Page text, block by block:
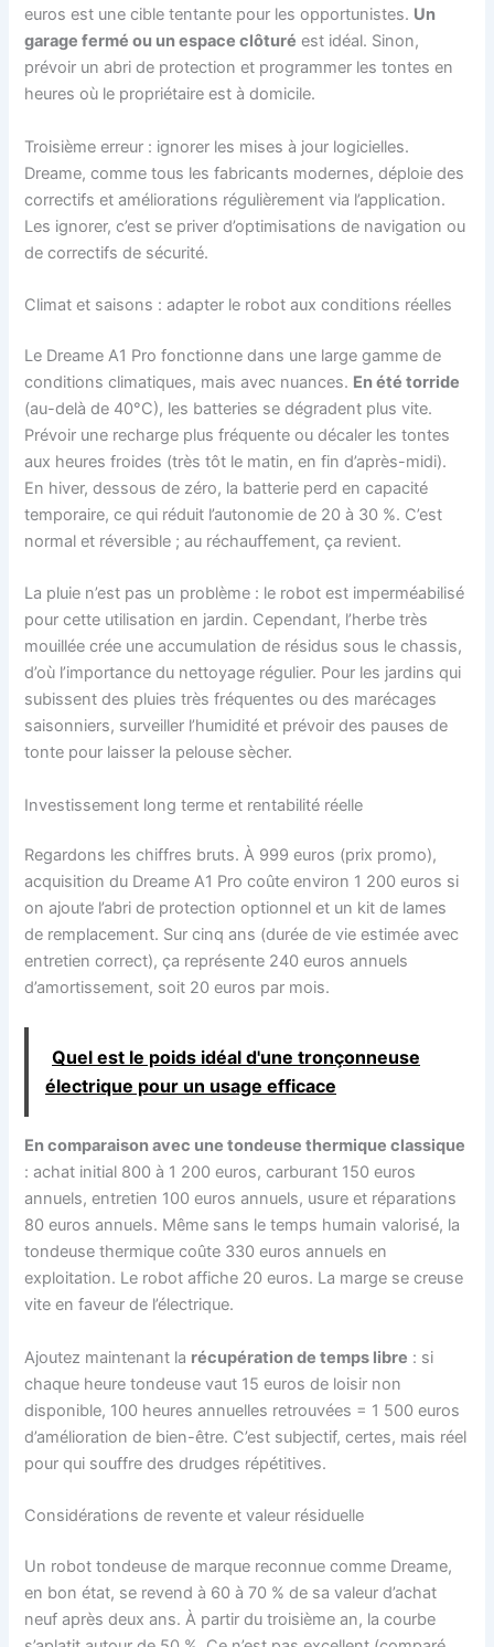
euros est une cible tentante pour les opportunistes. Un
garage fermé ou un espace clôturé est idéal. Sinon,
prévoir un abri de protection et programmer les tontes en
heures où le propriétaire est à domicile.
Troisième erreur : ignorer les mises à jour logicielles.
Dreame, comme tous les fabricants modernes, déploie des
correctifs et améliorations régulièrement via l’application.
Les ignorer, c’est se priver d’optimisations de navigation ou
de correctifs de sécurité.
Climat et saisons : adapter le robot aux conditions réelles
Le Dreame A1 Pro fonctionne dans une large gamme de
conditions climatiques, mais avec nuances. En été torride
(au-delà de 40°C), les batteries se dégradent plus vite.
Prévoir une recharge plus fréquente ou décaler les tontes
aux heures froides (très tôt le matin, en fin d’après-midi).
En hiver, dessous de zéro, la batterie perd en capacité
temporaire, ce qui réduit l’autonomie de 20 à 30 %. C’est
normal et réversible ; au réchauffement, ça revient.
La pluie n’est pas un problème : le robot est imperméabilisé
pour cette utilisation en jardin. Cependant, l’herbe très
mouillée crée une accumulation de résidus sous le chassis,
d’où l’importance du nettoyage régulier. Pour les jardins qui
subissent des pluies très fréquentes ou des marécages
saisonniers, surveiller l’humidité et prévoir des pauses de
tonte pour laisser la pelouse sècher.
Investissement long terme et rentabilité réelle
Regardons les chiffres bruts. À 999 euros (prix promo),
acquisition du Dreame A1 Pro coûte environ 1 200 euros si
on ajoute l’abri de protection optionnel et un kit de lames
de remplacement. Sur cinq ans (durée de vie estimée avec
entretien correct), ça représente 240 euros annuels
d’amortissement, soit 20 euros par mois.
Quel est le poids idéal d'une tronçonneuse
électrique pour un usage efficace
En comparaison avec une tondeuse thermique classique
: achat initial 800 à 1 200 euros, carburant 150 euros
annuels, entretien 100 euros annuels, usure et réparations
80 euros annuels. Même sans le temps humain valorisé, la
tondeuse thermique coûte 330 euros annuels en
exploitation. Le robot affiche 20 euros. La marge se creuse
vite en faveur de l’électrique.
Ajoutez maintenant la récupération de temps libre : si
chaque heure tondeuse vaut 15 euros de loisir non
disponible, 100 heures annuelles retrouvées = 1 500 euros
d’amélioration de bien-être. C’est subjectif, certes, mais réel
pour qui souffre des drudges répétitives.
Considérations de revente et valeur résiduelle
Un robot tondeuse de marque reconnue comme Dreame,
en bon état, se revend à 60 à 70 % de sa valeur d’achat
neuf après deux ans. À partir du troisième an, la courbe